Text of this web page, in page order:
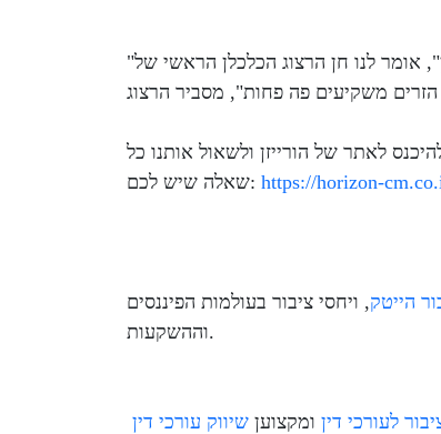
"הכלכלה הישראלית נמצאת במיתון", אומר לנו חן הרצוג הכלכלן הראשי של BDO. לדבריו הצמיחה לנפש צפויה להיות נמוכה מאוד, והאתגרים הכלכליים
לאתר של הורייזן ולשאול אותנו כל
שאלה שיש לכם: https://horizon-
הייטק⁠⁠⁠, ויחסי ציבור בעולמות הפיננסים
וההשקעות.
לעורכי דין ומקצוען שיווק עורכי דין